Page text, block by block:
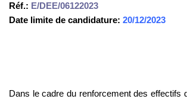
Réf.: E/DEE/06122023
Date limite de candidature: 20/12/2023
Dans le cadre du renforcement des effectifs